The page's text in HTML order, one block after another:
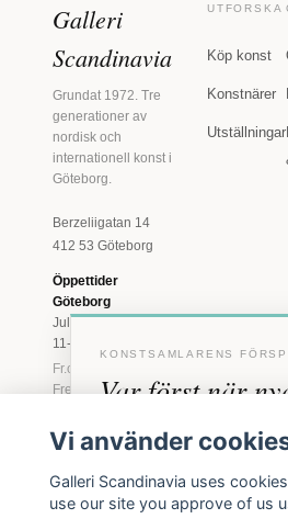
Galleri
Scandinavia
Grundat 1972. Tre
generationer av
nordisk och
internationell konst i
Göteborg.
Berzeliigatan 14
412 53 Göteborg
Öppettider
Göteborg
Juli: Tis 11-18 · Lör
11-16
Fr.o.m. augusti: Tis-
Fre 11-18 · Lör 11-
Marstrand
2026
Tis-Fre 11-18 ·
UTFORSKA
Köp konst
Konstnärer
Utställningar
KONSTSAMLARENS
Var först när
anländer
inbjudningar till vernissage,
offentligt.
Vi använder
Galleri Scandinavia uses
use our site you approve of us